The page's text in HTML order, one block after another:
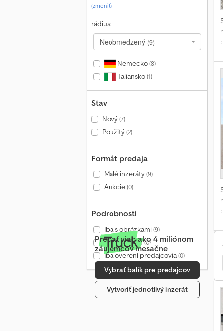
(zmeniť)
rádius:
Neobmedzený (9)
Nemecko(8)
Taliansko(1)
Stav
Nový(7)
Použitý(2)
Formát predaja
Malé inzeráty(9)
Aukcie(0)
Podrobnosti
Iba s obrázkami(9)
Iba s videom(0)
Iba overení predajcovia(0)
Predať viac ako 4 miliónom
záujemcov mesačne
Vybrať balík pre predajcov
Vytvoriť jednotlivý inzerát